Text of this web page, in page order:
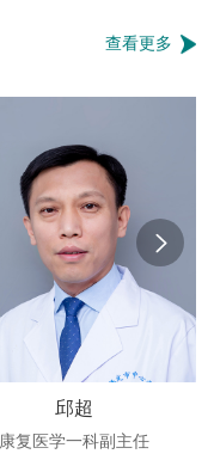
查看更多
邱超
康复医学一科副主任